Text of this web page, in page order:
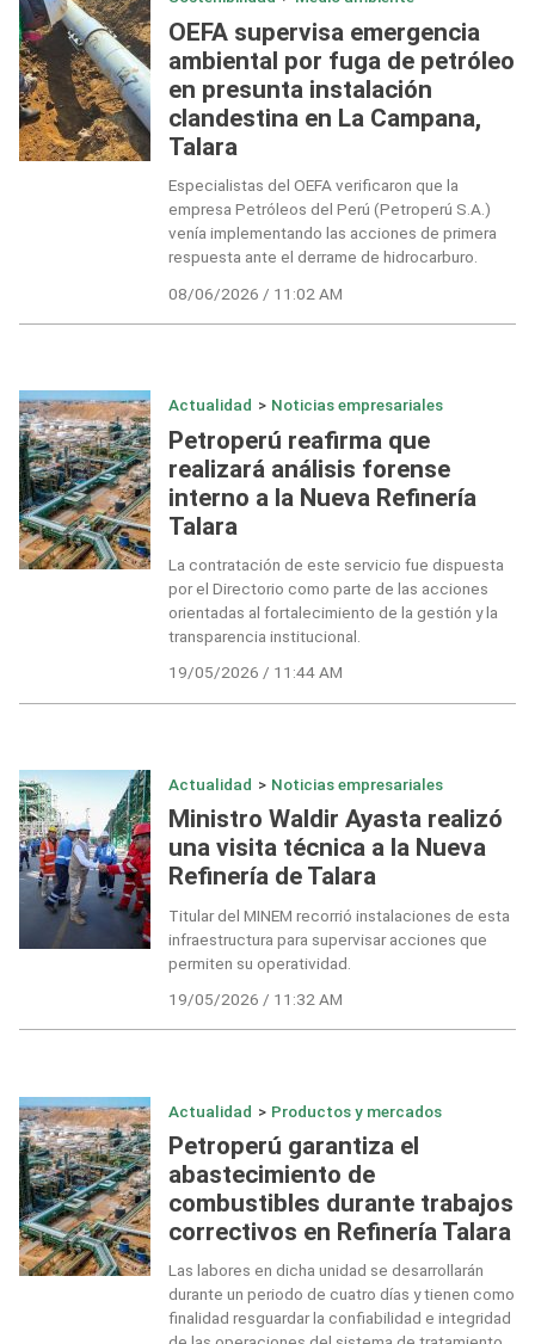
OEFA supervisa emergencia
ambiental por fuga de petróleo
en presunta instalación
clandestina en La Campana,
Talara
Especialistas del OEFA verificaron que la
empresa Petróleos del Perú (Petroperú S.A.)
venía implementando las acciones de primera
respuesta ante el derrame de hidrocarburo.
08/06/2026 / 11:02 AM
Actualidad > Noticias empresariales
Petroperú reafirma que
realizará análisis forense
interno a la Nueva Refinería
Talara
La contratación de este servicio fue dispuesta
por el Directorio como parte de las acciones
orientadas al fortalecimiento de la gestión y la
transparencia institucional.
19/05/2026 / 11:44 AM
Actualidad > Noticias empresariales
Ministro Waldir Ayasta realizó
una visita técnica a la Nueva
Refinería de Talara
Titular del MINEM recorrió instalaciones de esta
infraestructura para supervisar acciones que
permiten su operatividad.
19/05/2026 / 11:32 AM
Actualidad > Productos y mercados
Petroperú garantiza el
abastecimiento de
combustibles durante trabajos
correctivos en Refinería Talara
Las labores en dicha unidad se desarrollarán
durante un periodo de cuatro días y tienen como
finalidad resguardar la confiabilidad e integridad